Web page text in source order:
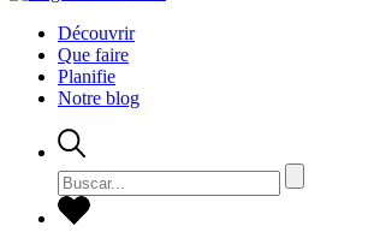
Découvrir
Que faire
Planifie
Notre blog